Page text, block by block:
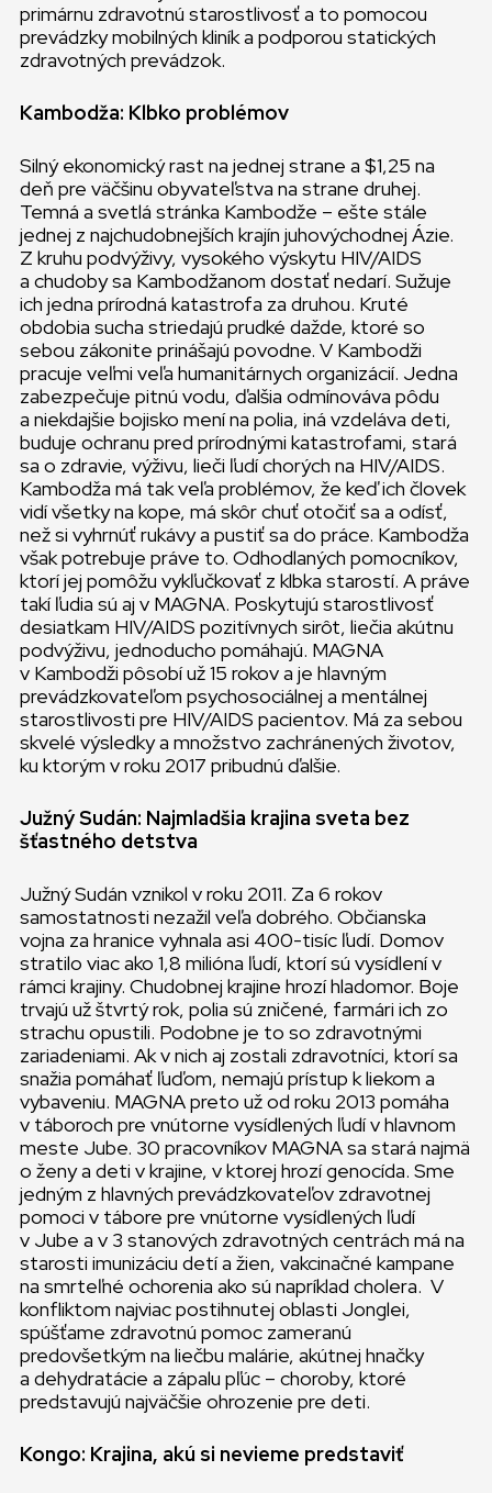
primárnu zdravotnú starostlivosť a to pomocou
prevádzky mobilných kliník a podporou statických
zdravotných prevádzok.
Kambodža: Klbko problémov
Silný ekonomický rast na jednej strane a $1,25 na
deň pre väčšinu obyvateľstva na strane druhej.
Temná a svetlá stránka Kambodže – ešte stále
jednej z najchudobnejších krajín juhovýchodnej Ázie.
Z kruhu podvýživy, vysokého výskytu HIV/AIDS
a chudoby sa Kambodžanom dostať nedarí. Sužuje
ich jedna prírodná katastrofa za druhou. Kruté
obdobia sucha striedajú prudké dažde, ktoré so
sebou zákonite prinášajú povodne. V Kambodži
pracuje veľmi veľa humanitárnych organizácií. Jedna
zabezpečuje pitnú vodu, ďalšia odmínováva pôdu
a niekdajšie bojisko mení na polia, iná vzdeláva deti,
buduje ochranu pred prírodnými katastrofami, stará
sa o zdravie, výživu, lieči ľudí chorých na HIV/AIDS.
Kambodža má tak veľa problémov, že keď ich človek
vidí všetky na kope, má skôr chuť otočiť sa a odísť,
než si vyhrnúť rukávy a pustiť sa do práce. Kambodža
však potrebuje práve to. Odhodlaných pomocníkov,
ktorí jej pomôžu vykľučkovať z klbka starostí. A práve
takí ľudia sú aj v MAGNA. Poskytujú starostlivosť
desiatkam HIV/AIDS pozitívnych sirôt, liečia akútnu
podvýživu, jednoducho pomáhajú. MAGNA
v Kambodži pôsobí už 15 rokov a je hlavným
prevádzkovateľom psychosociálnej a mentálnej
starostlivosti pre HIV/AIDS pacientov. Má za sebou
skvelé výsledky a množstvo zachránených životov,
ku ktorým v roku 2017 pribudnú ďalšie.
Južný Sudán: Najmladšia krajina sveta bez
šťastného detstva
Južný Sudán vznikol v roku 2011. Za 6 rokov
samostatnosti nezažil veľa dobrého. Občianska
vojna za hranice vyhnala asi 400-tisíc ľudí. Domov
stratilo viac ako 1,8 milióna ľudí, ktorí sú vysídlení v
rámci krajiny. Chudobnej krajine hrozí hladomor. Boje
trvajú už štvrtý rok, polia sú zničené, farmári ich zo
strachu opustili. Podobne je to so zdravotnými
zariadeniami. Ak v nich aj zostali zdravotníci, ktorí sa
snažia pomáhať ľuďom, nemajú prístup k liekom a
vybaveniu. MAGNA preto už od roku 2013 pomáha
v táboroch pre vnútorne vysídlených ľudí v hlavnom
meste Jube. 30 pracovníkov MAGNA sa stará najmä
o ženy a deti v krajine, v ktorej hrozí genocída. Sme
jedným z hlavných prevádzkovateľov zdravotnej
pomoci v tábore pre vnútorne vysídlených ľudí
v Jube a v 3 stanových zdravotných centrách má na
starosti imunizáciu detí a žien, vakcinačné kampane
na smrteľné ochorenia ako sú napríklad cholera. V
konfliktom najviac postihnutej oblasti Jonglei,
spúšťame zdravotnú pomoc zameranú
predovšetkým na liečbu malárie, akútnej hnačky
a dehydratácie a zápalu pľúc – choroby, ktoré
predstavujú najväčšie ohrozenie pre deti.
Kongo: Krajina, akú si nevieme predstaviť